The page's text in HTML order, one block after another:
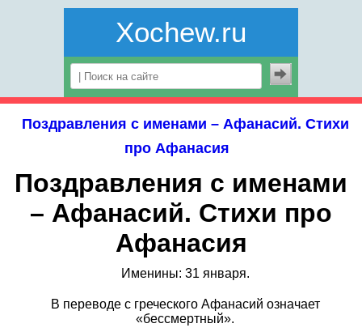
Xochew.ru
Поздравления с именами – Афанасий. Стихи
про Афанасия
Поздравления с именами
– Афанасий. Стихи про
Афанасия
Именины: 31 января.
В переводе с греческого Афанасий означает
«бессмертный».